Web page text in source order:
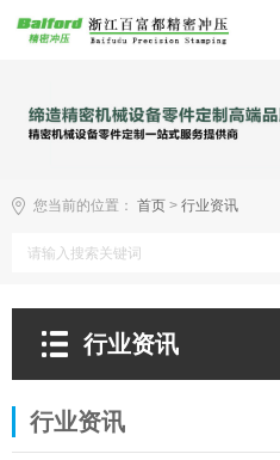
您当前的位置： 首页 > 行业资讯
行业资讯
行业资讯